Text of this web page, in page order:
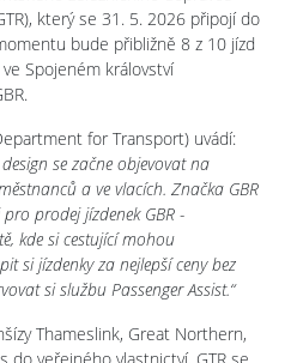
který se 31. 5. 2026 připojí do
bude přibližně 8 z 10 jízd
Spojeném království
for Transport) uvádí:
se začne objevovat na
a ve vlacích. Značka GBR
prodej jízdenek GBR -
kde si cestující mohou
si jízdenky za nejlepší ceny bez
si službu Passenger Assist.“
Thameslink, Great Northern,